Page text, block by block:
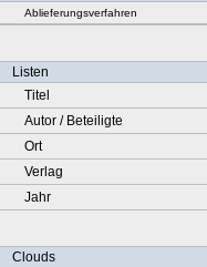
Ablieferungsverfahren
Listen
Titel
Autor / Beteiligte
Ort
Verlag
Jahr
Clouds